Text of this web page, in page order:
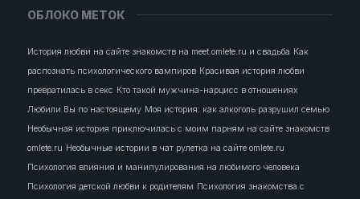
ОБЛОКО МЕТОК
История любви на сайте знакомств на meet.omlete.ru и свадьба Как
распознать психологического вампиров Красивая история любви
превратилась в секс Кто такой мужчина-нарцисс в отношениях
Любили Вы по настоящему Моя история: как алкоголь разрушил семью
Необычная история приключилась с моим парням на сайте знакомств
omlete.ru Необычные истории в чат рулетка на сайте omlete.ru
Психология влияния и манипулирования на любимого человека
Психология детской любви к родителям Психология знакомства с